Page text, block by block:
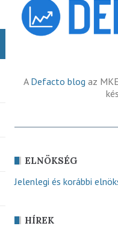
A Defacto blog az
ELNÖKSÉG
Jelenlegi és korábbi
HÍREK